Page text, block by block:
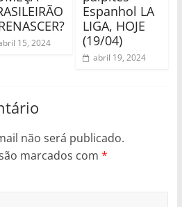
15, 2024
Espanhol LA
LIGA, HOJE
(19/04)
abril 19, 2024
não será publicado.
marcados com *